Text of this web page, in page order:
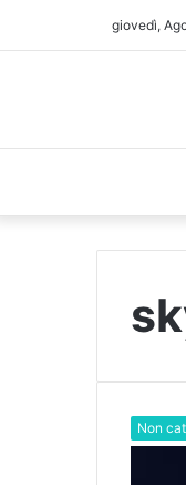
giovedì,
Non